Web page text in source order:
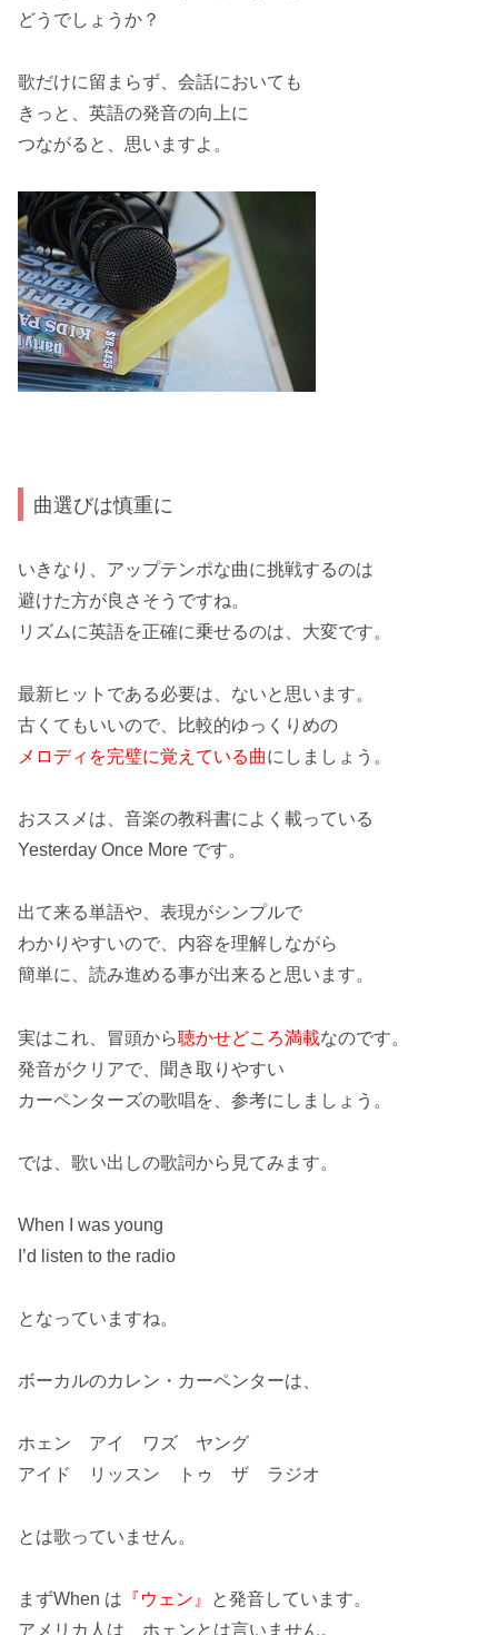
どうでしょうか？
歌だけに留まらず、会話においても
きっと、 英語の発音の向上に
つながると、思いますよ。
曲選びは慎重に
いきなり、アップテンポな曲に挑戦するのは
避けた方が良さそうですね。
リズムに英語を正確に乗せるのは、大変です。
最新ヒットである必要は、ないと思います。
古くてもいいので、比較的ゆっくりめの
メロディを完璧に覚えている曲にしましょう。
おススメは、音楽の教科書によく載っている
Yesterday Once More です。
出て来る単語や、表現がシンプルで
わかりやすいので、 内容を理解しながら
簡単に、読み進める事が出来ると思います。
実はこれ、冒頭から聴かせどころ満載なのです。
発音がクリアで、聞き取りやすい
カーペンターズの歌唱を、参考にしましょう。
では、歌い出しの歌詞から見てみます。
When I was young
I’d listen to the radio
となっていますね。
ボーカルのカレン・カーペンターは、
ホェン アイ ワズ ヤング
アイド リッスン トゥ ザ ラジオ
とは歌っていません。
まずWhen は 『ウェン』
と発音しています。
アメリカ人は、ホェンとは言いません。